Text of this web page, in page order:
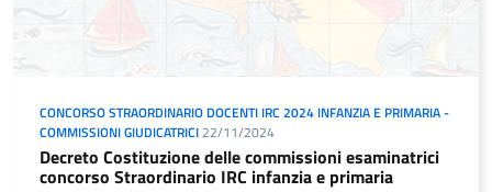
CONCORSO STRAORDINARIO DOCENTI IRC 2024 INFANZIA E PRIMARIA -
COMMISSIONI GIUDICATRICI 22/11/2024
Decreto Costituzione delle commissioni esaminatrici
concorso Straordinario IRC infanzia e primaria